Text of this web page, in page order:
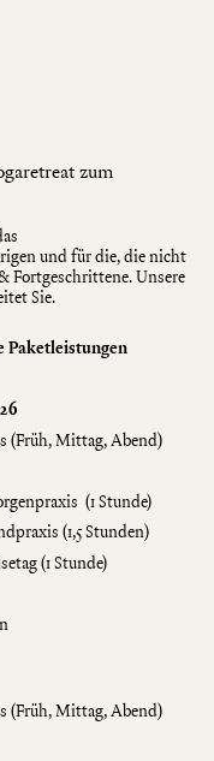
zum
und für die, die nicht
Fortgeschrittene. Unsere
Sie.
Paketleistungen
(Früh, Mittag, Abend)
(1 Stunde)
(1,5 Stunden)
(1 Stunde)
(Früh, Mittag, Abend)